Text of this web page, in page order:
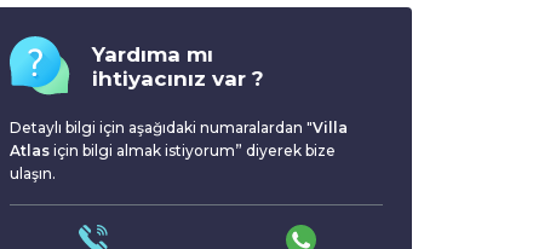
Yardıma mı
ihtiyacınız var ?
Detaylı bilgi için aşağıdaki numaralardan "Villa
Atlas için bilgi almak istiyorum” diyerek bize
ulaşın.